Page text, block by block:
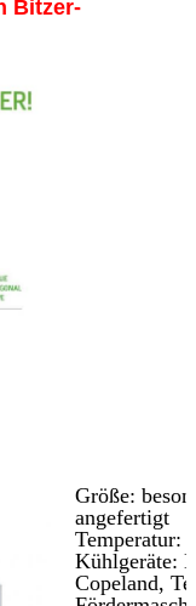
Bitzer-
Größe:
angefertigt
Temperatur:
Kühlgeräte:
Copeland,